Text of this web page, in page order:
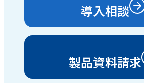
導入相談
製品資料請求